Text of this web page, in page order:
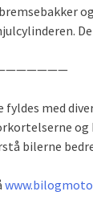
fyldes med
bilerne